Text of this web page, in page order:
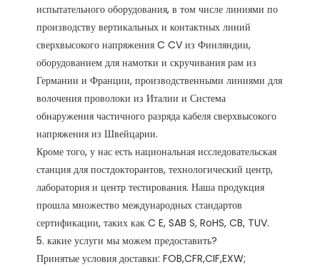
испытательного оборудования, в том числе линиями по
производству вертикальных и контактных линий
сверхвысокого напряжения C CV из Финляндии,
оборудованием для намотки и скручивания рам из
Германии и Франции, производственными линиями для
волочения проволоки из Италии и Система
обнаружения частичного разряда кабеля сверхвысокого
напряжения из Швейцарии.
Кроме того, у нас есть национальная исследовательская
станция для постдокторантов, технологический центр,
лаборатория и центр тестирования. Наша продукция
прошла множество международных стандартов
сертификации, таких как C E, SAB S, RoHS, CB, TUV.
5. какие услуги мы можем предоставить?
Принятые условия доставки: FOB,CFR,CIF,EXW;